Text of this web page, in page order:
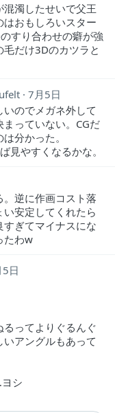
濁したせいで父王
おもしろいスター
すり合わせの癖が強
だけ3Dのカツラと
7月5日
のでメガネ外して
っていない。CGだ
分かった。
見やすくなるかな。
逆に作画コスト落
安定してくれたら
ぎてマイナスにな
たわw
日
ってよりぐるんぐ
アングルもあって
シ